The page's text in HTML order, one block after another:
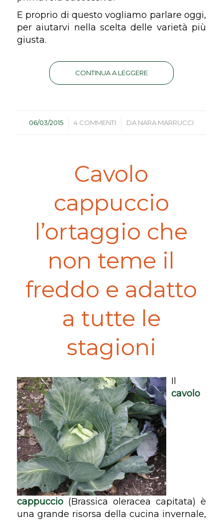
E proprio di questo vogliamo parlare oggi,
per aiutarvi nella scelta delle varietà più
giusta.
CONTINUA A LEGGERE
06/03/2015
/ 4 COMMENTI
/ DA NARA MARRUCCI
Cavolo
cappuccio
l’ortaggio che
non teme il
freddo e adatto
a tutte le
stagioni
Il
cavolo
cappuccio(Brassica oleracea capitata) è
una grande risorsa della cucina invernale,